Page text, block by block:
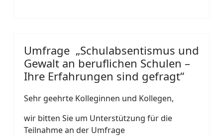
Umfrage „Schulabsentismus und
Gewalt an beruflichen Schulen –
Ihre Erfahrungen sind gefragt“
Sehr geehrte Kolleginnen und Kollegen,
wir bitten Sie um Unterstützung für die
Teilnahme an der Umfrage